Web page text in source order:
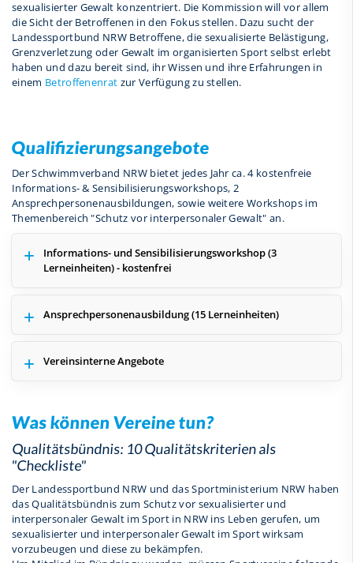
sexualisierter Gewalt konzentriert. Die Kommission will vor allem
die Sicht der Betroffenen in den Fokus stellen. Dazu sucht der
Landessportbund NRW Betroffene, die sexualisierte Belästigung,
Grenzverletzung oder Gewalt im organisierten Sport selbst erlebt
haben und dazu bereit sind, ihr Wissen und ihre Erfahrungen in
einem Betroffenenrat zur Verfügung zu stellen.
Qualifizierungsangebote
Der Schwimmverband NRW bietet jedes Jahr ca. 4 kostenfreie
Informations- & Sensibilisierungsworkshops, 2
Ansprechpersonenausbildungen, sowie weitere Workshops im
Themenbereich "Schutz vor interpersonaler Gewalt" an.
Informations- und Sensibilisierungsworkshop (3
Lerneinheiten) - kostenfrei
Ansprechpersonenausbildung (15 Lerneinheiten)
Vereinsinterne Angebote
Was können Vereine tun?
Qualitätsbündnis: 10 Qualitätskriterien als
"Checkliste"
Der Landessportbund NRW und das Sportministerium NRW haben
das Qualitätsbündnis zum Schutz vor sexualisierter und
interpersonaler Gewalt im Sport in NRW ins Leben gerufen, um
sexualisierter und interpersonaler Gewalt im Sport wirksam
vorzubeugen und diese zu bekämpfen.